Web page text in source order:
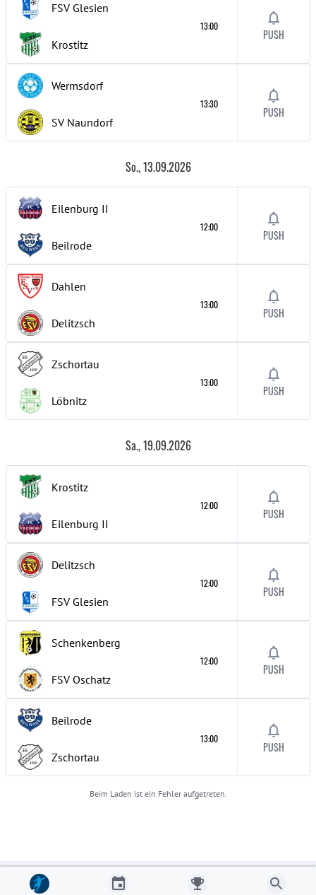
FSV Glesien
Krostitz
13:00
PUSH
Wermsdorf
SV Naundorf
13:30
PUSH
So., 13.09.2026
Eilenburg II
Beilrode
12:00
PUSH
Dahlen
Delitzsch
13:00
PUSH
Zschortau
Löbnitz
13:00
PUSH
Sa., 19.09.2026
Krostitz
Eilenburg II
12:00
PUSH
Delitzsch
FSV Glesien
12:00
PUSH
Schenkenberg
FSV Oschatz
12:00
PUSH
Beilrode
Zschortau
13:00
PUSH
Beim Laden ist ein Fehler aufgetreten.